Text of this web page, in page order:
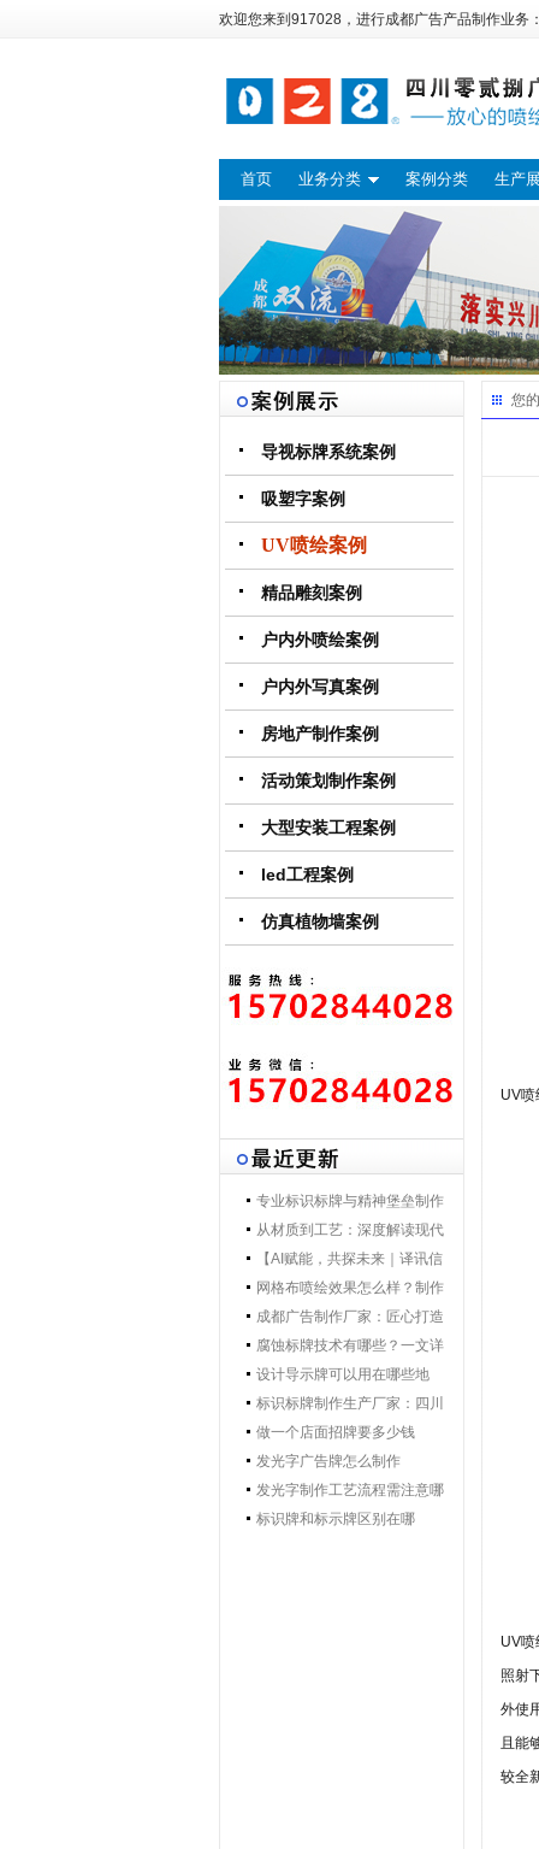
欢迎您来到917028，进行成都广告产品制作业务
首页 业务分类 案例分类 生产
导视标牌系统案例
吸塑字案例
UV喷绘案例
精品雕刻案例
户内外喷绘案例
户内外写真案例
房地产制作案例
活动策划制作案例
大型安装工程案例
led工程案例
仿真植物墙案例
专业标识标牌与精神堡垒制作
专家 | 零贰捌广告制作集团 - 打
造一体化导视解决方案，提升
品牌形象与空间效率
从材质到工艺：深度解读现代
导视标牌制作技术
【AI赋能，共探未来｜译讯信
息董事长马万炯先生一行莅临
028广告制作集团交流赋能】
网格布喷绘效果怎么样？制作
工艺要点核心优势
成都广告制作厂家：匠心打造
城市视觉新名片
腐蚀标牌技术有哪些？一文详
解行业主流工艺与应用
设计导示牌可以用在哪些地
方？
标识标牌制作生产厂家：四川
零贰捌广告公司的匠心之路
做一个店面招牌要多少钱
发光字广告牌怎么制作
发光字制作工艺流程需注意哪
些
标识牌和标示牌区别在哪
您
UV喷
UV喷
照射
外使
且 能
较全